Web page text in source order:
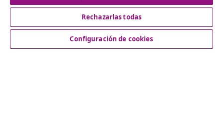
Servicio al Cliente
Rechazarlas todas
Configuración de cookies